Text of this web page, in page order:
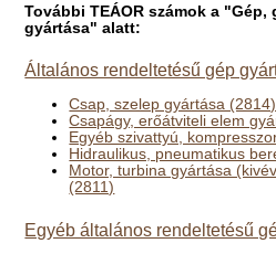
További TEÁOR számok a "Gép,
gyártása" alatt:
Általános rendeltetésű gép
Csap, szelep gyártása (2814)
Csapágy, erőátviteli elem
Egyéb szivattyú,
Hidraulikus, pneumatikus
Motor, turbina gyártása
(2811)
Egyéb általános rendeltetésű